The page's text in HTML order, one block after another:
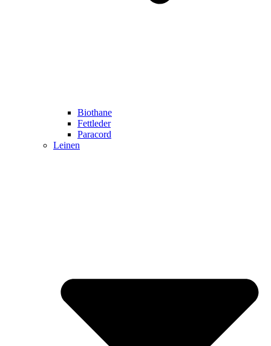
Biothane
Fettleder
Paracord
Leinen